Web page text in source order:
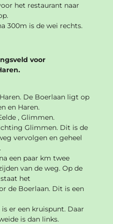
het restaurant naar
300m is de wei rechts.
voor
De Boerlaan ligt op
en Haren.
, Glimmen.
Glimmen. Dit is de
vervolgen en geheel
een paar km twee
van de weg. Op de
het
de Boerlaan. Dit is een
er een kruispunt. Daar
is dan links.